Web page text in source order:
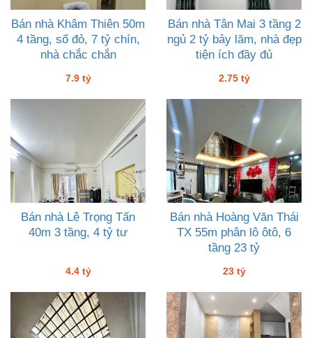
Bán nhà Khâm Thiên 50m
4 tầng, sổ đỏ, 7 tỷ chín,
nhà chắc chắn
7.9 tỷ
Bán nhà Tân Mai 3 tầng 2
ngủ 2 tỷ bảy lăm, nhà đẹp
tiện ích đầy đủ
2.75 tỷ
Bán nhà Lê Trọng Tấn
40m 3 tầng, 4 tỷ tư
4.4 tỷ
Bán nhà Hoàng Văn Thái
TX 55m phân lô ôtô, 6
tầng 23 tỷ
23 tỷ